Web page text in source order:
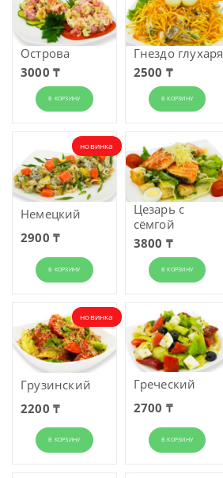
Острова
3000 ₸
В КОРЗИНУ
Гнездо глухаря
2500 ₸
В КОРЗИНУ
новинка
Немецкий
2900 ₸
В КОРЗИНУ
Цезарь с
сёмгой
3800 ₸
В КОРЗИНУ
новинка
Грузинский
2200 ₸
В КОРЗИНУ
Греческий
2700 ₸
В КОРЗИНУ